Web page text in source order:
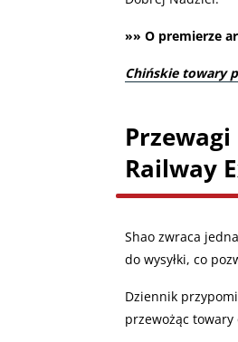
»» O premierze
Chińskie towary
Railway
Shao zwraca
do wysyłki, co
Dziennik
przewożąc